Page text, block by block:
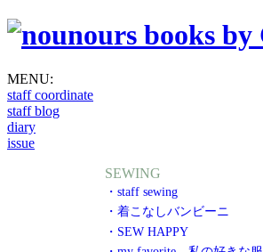
MENU:
staff coordinate
staff blog
diary
issue
SEWING
・staff sewing
・着こなしバンビーニ
・SEW HAPPY